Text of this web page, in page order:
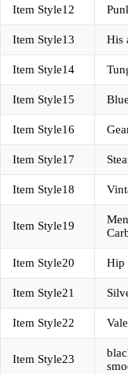
Item Style12
Item Style13 His
Item Style14
Item Style15
Item Style16
Item Style17
Item Style18
Item Style19
Item Style20 Hip
Item Style21
Item Style22
Item Style23